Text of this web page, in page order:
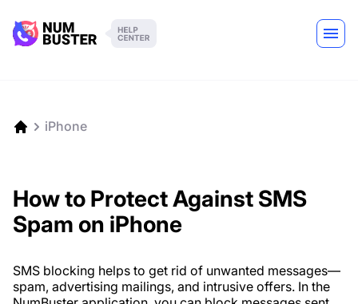
iPhone
How to Protect Against SMS
Spam on iPhone
SMS blocking helps to get rid of unwanted messages—
spam, advertising mailings, and intrusive offers. In the